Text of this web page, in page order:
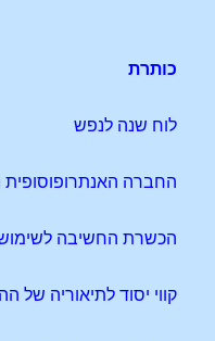
כותרת
לוח שנה לנפש
החברה האנתרופוסופית
הכשרת החשיבה
קווי יסוד לתיאוריה